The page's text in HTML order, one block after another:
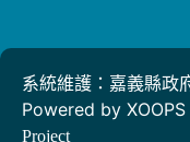
系統維護：嘉義縣政
Powered by
Project